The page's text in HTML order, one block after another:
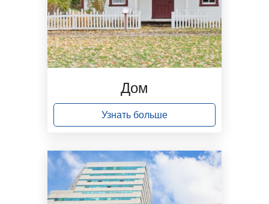
Дом
Узнать больше